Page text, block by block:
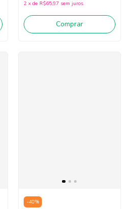
2 x de R$65,97 sem juros
Comprar
-40%